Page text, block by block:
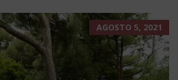
AGOSTO 5, 2021